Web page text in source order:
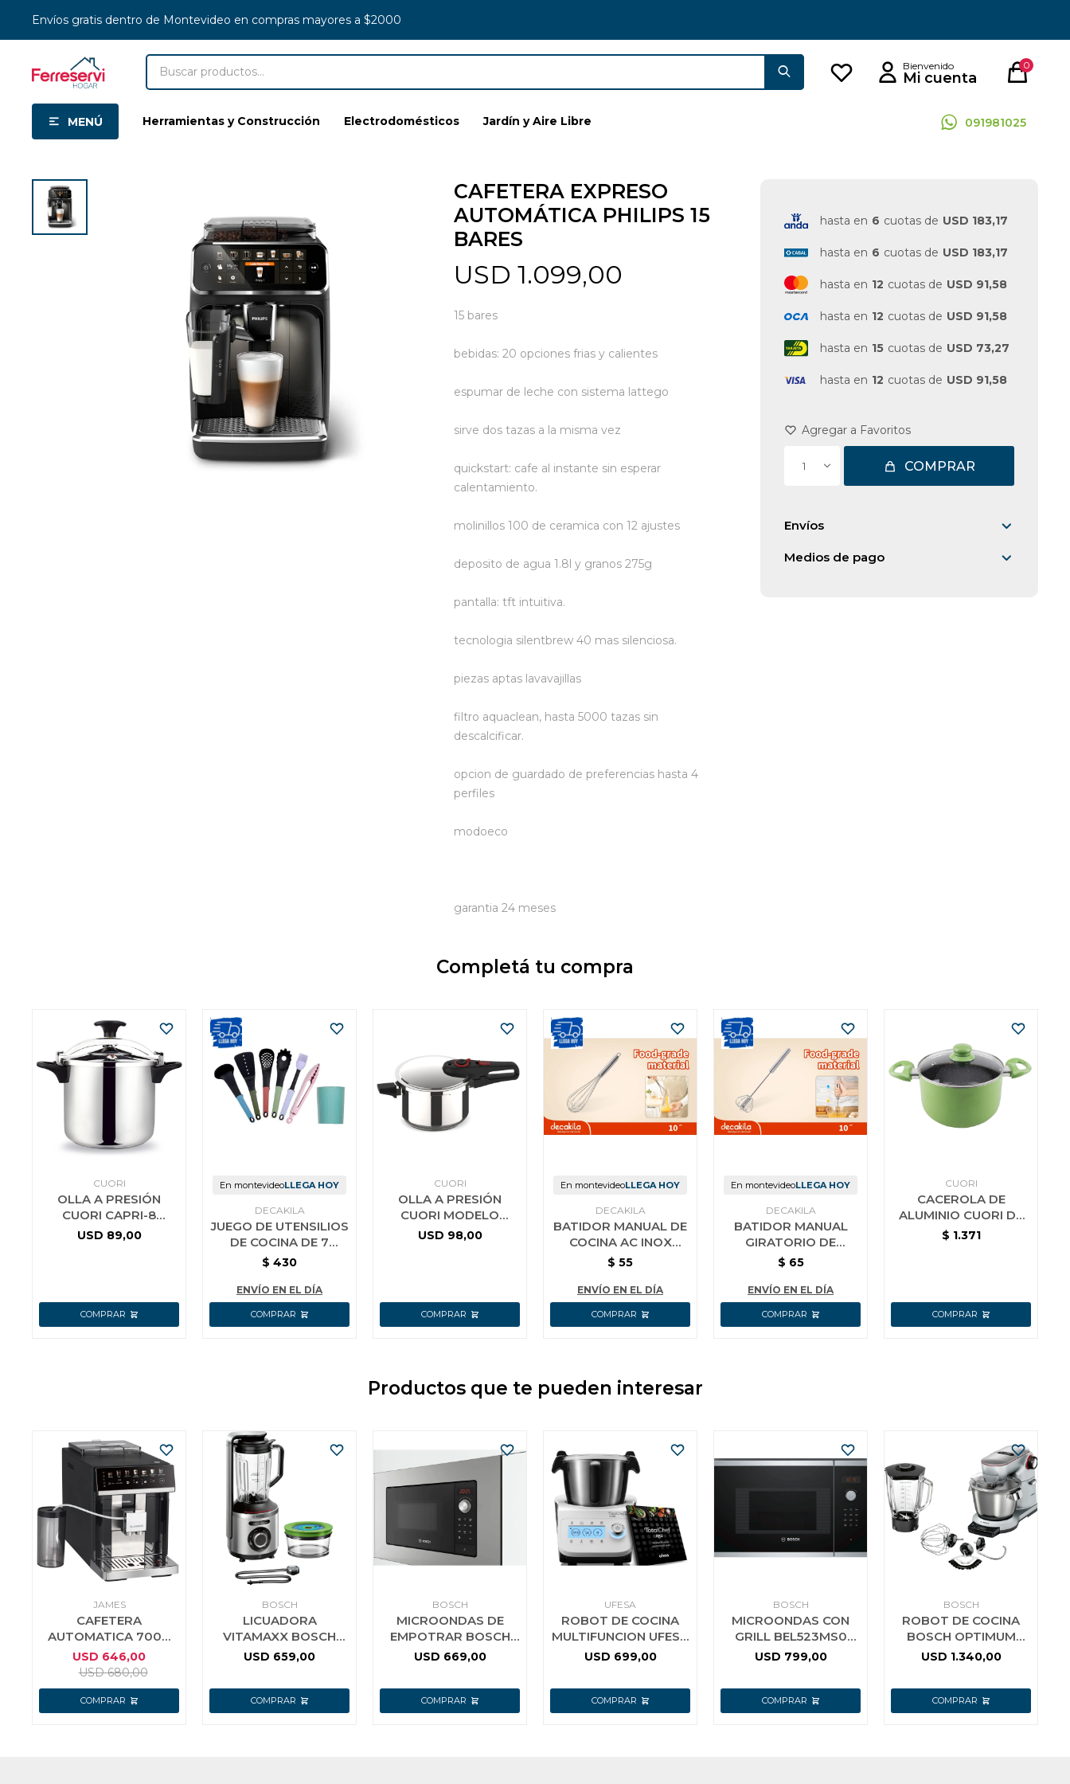
MENÚ Herramientas y Construcción Electrodomésticos Jardín y Aire Libre 091981025
0
Envíos gratis dentro de Montevideo en compras mayores a $2000
CAFETERA EXPRESO
AUTOMÁTICA PHILIPS 15
BARES
USD 1.099,00
15 bares
bebidas: 20 opciones frias y calientes
espumar de leche con sistema lattego
sirve dos tazas a la misma vez
quickstart: cafe al instante sin esperar
calentamiento.
molinillos 100 de ceramica con 12 ajustes
deposito de agua 1.8l y granos 275g
pantalla: tft intuitiva.
tecnologia silentbrew 40 mas silenciosa.
piezas aptas lavavajillas
filtro aquaclean, hasta 5000 tazas sin
descalcificar.
opcion de guardado de preferencias hasta 4
perfiles
modoeco
garantia 24 meses
hasta en 6 cuotas de USD 183,17
hasta en 6 cuotas de USD 183,17
hasta en 12 cuotas de USD 91,58
hasta en 12 cuotas de USD 91,58
hasta en 15 cuotas de USD 73,27
hasta en 12 cuotas de USD 91,58
1 COMPRAR
Envíos
Medios de pago
Completá tu compra
CUORI
OLLA A PRESIÓN
CUORI CAPRI-8
ACERO INOX.
USD 89,00
En montevideoLLEGA HOY
DECAKILA
JUEGO DE UTENSILIOS
DE COCINA DE 7
PIEZAS KMTT046B
$ 430
ENVÍO EN EL DÍA
CUORI
OLLA A PRESIÓN
CUORI MODELO
RAPID-7
USD 98,00
En montevideoLLEGA HOY
DECAKILA
BATIDOR MANUAL DE
COCINA AC INOX
DECAKILA 25 CM
$ 55
ENVÍO EN EL DÍA
En montevideoLLEGA HOY
DECAKILA
BATIDOR MANUAL
GIRATORIO DE
COCINA AC INOX
$ 65
ENVÍO EN EL DÍA
CUORI
CACEROLA DE
ALUMINIO CUORI DE
24 CM CON INTERIOR
$ 1.371
Productos que te pueden interesar
JAMES
CAFETERA
AUTOMATICA 7000
COLOR NEGRO (CH)
´´NVO.MOD´´
USD 646,00
USD 680,00
BOSCH
LICUADORA
VITAMAXX BOSCH
MMBV622M
USD 659,00
BOSCH
MICROONDAS DE
EMPOTRAR BOSCH
BEL623MS3 20 LTS
USD 669,00
UFESA
ROBOT DE COCINA
MULTIFUNCION UFESA
TOTALCHEF 1600W
USD 699,00
BOSCH
MICROONDAS CON
GRILL BEL523MS0
BOSCH
USD 799,00
BOSCH
ROBOT DE COCINA
BOSCH OPTIMUM
MUM9YX5S12
USD 1.340,00